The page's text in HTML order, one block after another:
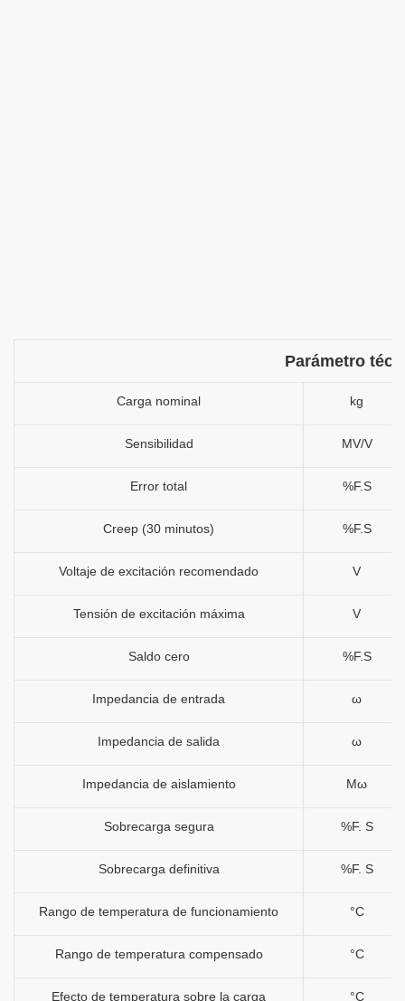
Parámetro
Carga nominal kg
Sensibilidad MV/V
Error total %F.S
Creep (30 minutos) %F.S
Voltaje de excitación recomendado V
Tensión de excitación máxima V
Saldo cero %F.S
Impedancia de entrada ω
Impedancia de salida ω
Impedancia de aislamiento Mω
Sobrecarga segura %F. S
Sobrecarga definitiva %F. S
Rango de temperatura de funcionamiento °C
Rango de temperatura compensado °C
Efecto de temperatura sobre la carga °C